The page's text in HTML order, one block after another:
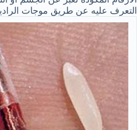
التعرف عليه عن طريق موجات